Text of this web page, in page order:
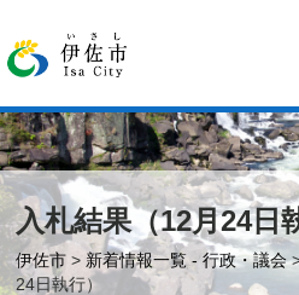
入札結果（12月24日
伊佐市 > 新着情報一覧 - 行政・議会
24日執行）